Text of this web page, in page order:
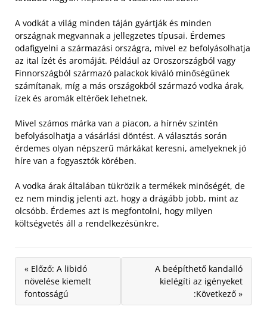
A vodkát a világ minden táján gyártják és minden
országnak megvannak a jellegzetes típusai. Érdemes
odafigyelni a származási országra, mivel ez befolyásolhatja
az ital ízét és aromáját. Például az Oroszországból vagy
Finnországból származó palackok kiváló minőségűnek
számítanak, míg a más országokból származó vodka árak,
ízek és aromák eltérőek lehetnek.
Mivel számos márka van a piacon, a hírnév szintén
befolyásolhatja a vásárlási döntést. A választás során
érdemes olyan népszerű márkákat keresni, amelyeknek jó
híre van a fogyasztók körében.
A vodka árak általában tükrözik a termékek minőségét, de
ez nem mindig jelenti azt, hogy a drágább jobb, mint az
olcsóbb. Érdemes azt is megfontolni, hogy milyen
költségvetés áll a rendelkezésünkre.
« Előző: A libidó
növelése kiemelt
fontosságú
A beépíthető kandalló
kielégíti az igényeket
:Következő »